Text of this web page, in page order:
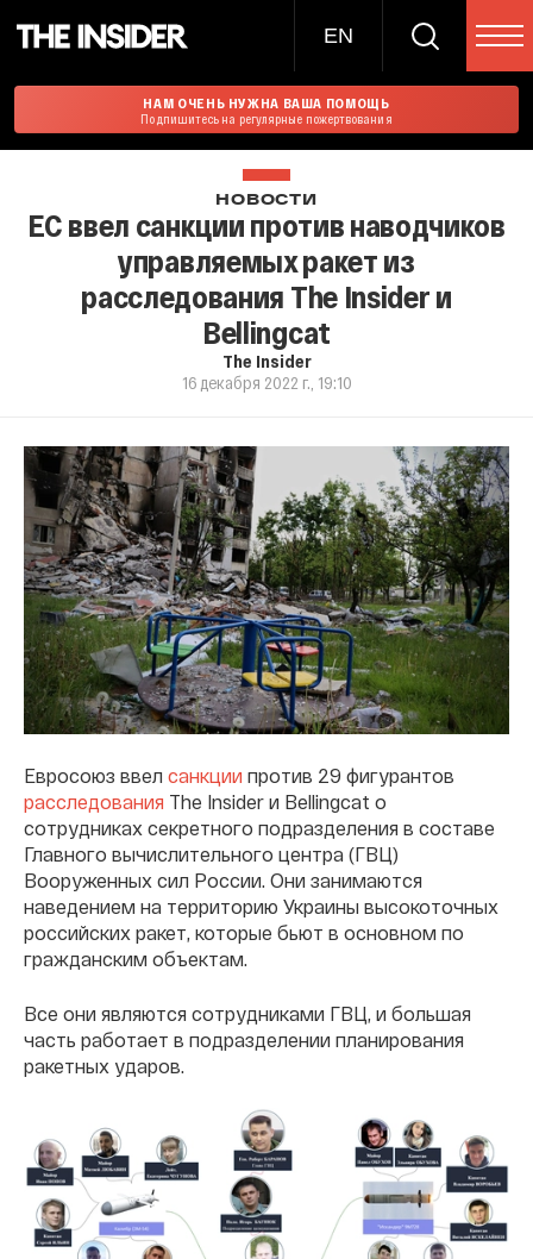
EN
НАМ ОЧЕНЬ НУЖНА ВАША ПОМОЩЬ
Подпишитесь на регулярные пожертвования
НОВОСТИ
ЕС ввел санкции против наводчиков
управляемых ракет из
расследования The Insider и
Bellingcat
The Insider
16 декабря 2022 г., 19:10
Евросоюз ввел санкции против 29 фигурантов
расследования The Insider и Bellingcat о
сотрудниках секретного подразделения в составе
Главного вычислительного центра (ГВЦ)
Вооруженных сил России. Они занимаются
наведением на территорию Украины высокоточных
российских ракет, которые бьют в основном по
гражданским объектам.
Все они являются сотрудниками ГВЦ, и большая
часть работает в подразделении планирования
ракетных ударов.